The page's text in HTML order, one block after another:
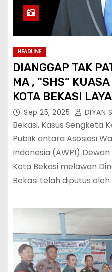
HEADLINE
DIANGGAP TAK
MA , “SHS”
KOTA BEKASI
WALIKOTA BEKASI
Sep 25, 2025 DIYAN
Bekasi, Kasus Sengketa
Publik antara Asosiasi
Indonesia (AWPI)
Kota Bekasi melawan
Bekasi telah diputus oleh